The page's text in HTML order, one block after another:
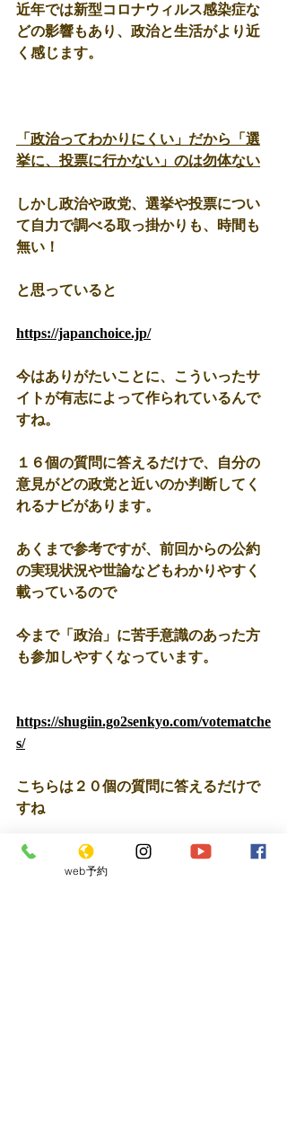
近年では新型コロナウィルス感染症な
どの影響もあり、政治と生活がより近
く感じます。
「政治ってわかりにくい」だから「選
挙に、投票に行かない」のは勿体ない
しかし政治や政党、選挙や投票につい
て自力で調べる取っ掛かりも、時間も
無い！
と思っていると
https://japanchoice.jp/
今はありがたいことに、こういったサ
イトが有志によって作られているんで
すね。
１６個の質問に答えるだけで、自分の
意見がどの政党と近いのか判断してく
れるナビがあります。
あくまで参考ですが、前回からの公約
の実現状況や世論などもわかりやすく
載っているので
今まで「政治」に苦手意識のあった方
も参加しやすくなっています。
https://shugiin.go2senkyo.com/votematche
s/
こちらは２０個の質問に答えるだけで
すね
web予約